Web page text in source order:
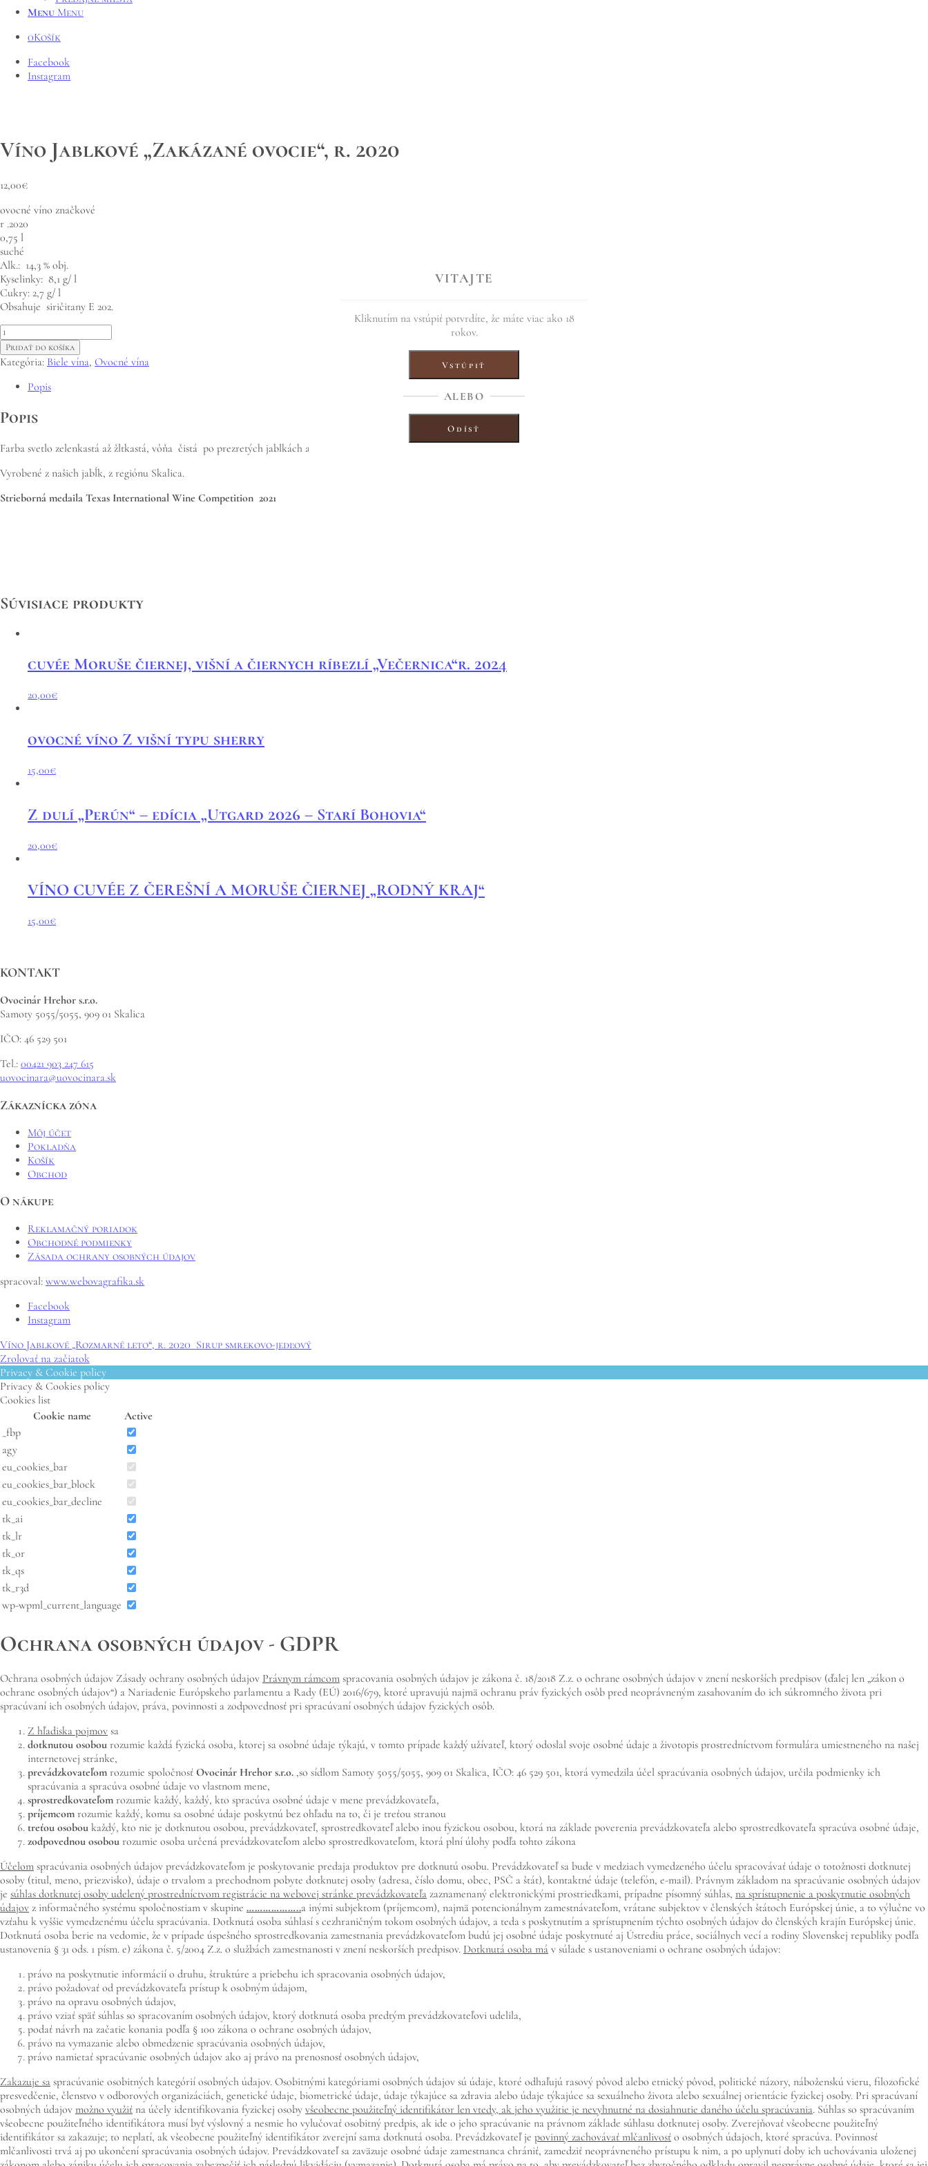
Menu Menu
0Košík
Facebook
Instagram
Víno Jablkové „Zakázané ovocie“, r. 2020
12,00€
ovocné víno značkové
r .2020
0,75 l
suché
Alk.: 14,3 % obj.
Kyselinky: 8,1 g/ l
Cukry: 2,7 g/ l
Obsahuje siričitany E 202.
množstvo
Víno
Jablkové
„Zakázané
ovocie“,
2020
Pridať do košíka
Kategória: Biele vína, Ovocné vína
Popis
Popis
Farba svetlo zelenkastá až žltkastá, vôňa čistá po prezretých jablkách až kompotová, chuť po jablkách a hruškách s dotykom jadierok.
Vyrobené z našich jabĺk, z regiónu Skalica.
Strieborná medaila Texas International Wine Competition 2021
Súvisiace produkty
cuvée Moruše čiernej, višní a čiernych ríbezlí „Večernica“r. 2024
20,00€
ovocné víno Z višní typu sherry
15,00€
Z dulí „Perún“ – edícia „Utgard 2026 – Starí Bohovia“
20,00€
VÍNO CUVÉE Z ČEREŠNÍ A MORUŠE ČIERNEJ „RODNÝ KRAJ“
15,00€
KONTAKT
Ovocinár Hrehor s.r.o.
Samoty 5055/5055, 909 01 Skalica
IČO: 46 529 501
Tel.: 00421 903 247 615
uovocinara@uovocinara.sk
Zákaznícka zóna
Môj účet
Pokladňa
Košík
Obchod
O nákupe
Reklamačný poriadok
Obchodné podmienky
Zásada ochrany osobných údajov
spracoval: www.webovagrafika.sk
Facebook
Instagram
Víno Jablkové „Rozmarné leto“, r. 2020 Sirup smrekovo-jedľový
Zrolovať na začiatok
Privacy & Cookie policy
Privacy & Cookies policy
Cookies list
Cookie name
Active
_fbp
agy
eu_cookies_bar
eu_cookies_bar_block
eu_cookies_bar_decline
tk_ai
tk_lr
tk_or
tk_qs
tk_r3d
wp-wpml_current_language
Ochrana osobných údajov - GDPR
Ochrana osobných údajov Zásady ochrany osobných údajov Právnym rámcom spracovania osobných údajov je zákona č. 18/2018 Z.z. o ochrane osobných údajov v znení neskorších predpisov (ďalej len „zákon o
ochrane osobných údajov“) a Nariadenie Európskeho parlamentu a Rady (EÚ) 2016/679, ktoré upravujú najmä ochranu práv fyzických osôb pred neoprávneným zasahovaním do ich súkromného života pri
spracúvaní ich osobných údajov, práva, povinnosti a zodpovednosť pri spracúvaní osobných údajov fyzických osôb.
Z hľadiska pojmov sa
dotknutou osobou rozumie každá fyzická osoba, ktorej sa osobné údaje týkajú, v tomto prípade každý užívateľ, ktorý odoslal svoje osobné údaje a životopis prostredníctvom formulára umiestneného na našej
internetovej stránke,
prevádzkovateľom rozumie spoločnosť Ovocinár Hrehor s.r.o. ,so sídlom Samoty 5055/5055, 909 01 Skalica, IČO: 46 529 501, ktorá vymedzila účel spracúvania osobných údajov, určila podmienky ich
spracúvania a spracúva osobné údaje vo vlastnom mene,
sprostredkovateľom rozumie každý, každý, kto spracúva osobné údaje v mene prevádzkovateľa,
príjemcom rozumie každý, komu sa osobné údaje poskytnú bez ohľadu na to, či je treťou stranou
treťou osobou každý, kto nie je dotknutou osobou, prevádzkovateľ, sprostredkovateľ alebo inou fyzickou osobou, ktorá na základe poverenia prevádzkovateľa alebo sprostredkovateľa spracúva osobné údaje,
zodpovednou osobou rozumie osoba určená prevádzkovateľom alebo sprostredkovateľom, ktorá plní úlohy podľa tohto zákona
Účelom spracúvania osobných údajov prevádzkovateľom je poskytovanie predaja produktov pre dotknutú osobu. Prevádzkovateľ sa bude v medziach vymedzeného účelu spracovávať údaje o totožnosti dotknutej
osoby (titul, meno, priezvisko), údaje o trvalom a prechodnom pobyte dotknutej osoby (adresa, číslo domu, obec, PSČ a štát), kontaktné údaje (telefón, e-mail). Právnym základom na spracúvanie osobných údajov
je súhlas dotknutej osoby udelený prostredníctvom registrácie na webovej stránke prevádzkovateľa zaznamenaný elektronickými prostriedkami, prípadne písomný súhlas, na sprístupnenie a poskytnutie osobných
údajov z informačného systému spoločnostiam v skupine ………………..a inými subjektom (príjemcom), najmä potencionálnym zamestnávateľom, vrátane subjektov v členských štátoch Európskej únie, a to výlučne vo
vzťahu k vyššie vymedzenému účelu spracúvania. Dotknutá osoba súhlasí s cezhraničným tokom osobných údajov, a teda s poskytnutím a sprístupnením týchto osobných údajov do členských krajín Európskej únie.
Dotknutá osoba berie na vedomie, že v prípade úspešného sprostredkovania zamestnania prevádzkovateľom budú jej osobné údaje poskytnuté aj Ústrediu práce, sociálnych vecí a rodiny Slovenskej republiky podľa
ustanovenia § 31 ods. 1 písm. e) zákona č. 5/2004 Z.z. o službách zamestnanosti v znení neskorších predpisov. Dotknutá osoba má v súlade s ustanoveniami o ochrane osobných údajov:
právo na poskytnutie informácií o druhu, štruktúre a priebehu ich spracovania osobných údajov,
právo požadovať od prevádzkovateľa prístup k osobným údajom,
právo na opravu osobných údajov,
právo vziať späť súhlas so spracovaním osobných údajov, ktorý dotknutá osoba predtým prevádzkovateľovi udelila,
podať návrh na začatie konania podľa § 100 zákona o ochrane osobných údajov,
právo na vymazanie alebo obmedzenie spracúvania osobných údajov,
právo namietať spracúvanie osobných údajov ako aj právo na prenosnosť osobných údajov,
Zakazuje sa spracúvanie osobitných kategórií osobných údajov. Osobitnými kategóriami osobných údajov sú údaje, ktoré odhaľujú rasový pôvod alebo etnický pôvod, politické názory, náboženskú vieru, filozofické
presvedčenie, členstvo v odborových organizáciách, genetické údaje, biometrické údaje, údaje týkajúce sa zdravia alebo údaje týkajúce sa sexuálneho života alebo sexuálnej orientácie fyzickej osoby. Pri spracúvaní
osobných údajov možno využiť na účely identifikovania fyzickej osoby všeobecne použiteľný identifikátor len vtedy, ak jeho využitie je nevyhnutné na dosiahnutie daného účelu spracúvania. Súhlas so spracúvaním
všeobecne použiteľného identifikátora musí byť výslovný a nesmie ho vylučovať osobitný predpis, ak ide o jeho spracúvanie na právnom základe súhlasu dotknutej osoby. Zverejňovať všeobecne použiteľný
identifikátor sa zakazuje; to neplatí, ak všeobecne použiteľný identifikátor zverejní sama dotknutá osoba. Prevádzkovateľ je povinný zachovávať mlčanlivosť o osobných údajoch, ktoré spracúva. Povinnosť
mlčanlivosti trvá aj po ukončení spracúvania osobných údajov. Prevádzkovateľ sa zaväzuje osobné údaje zamestnanca chrániť, zamedziť neoprávneného prístupu k nim, a po uplynutí doby ich uchovávania uloženej
VITAJTE
Kliknutím na vstúpiť potvrdíte, že máte viac ako 18
rokov.
Vstúpiť
ALEBO
Odísť